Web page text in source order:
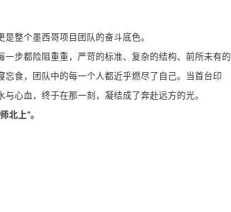
整个墨西哥项目团队的奋斗底色。
步都险阻重重，严苛的标准、复杂的结构、前所未有的
食，团队中的每一个人都近乎燃尽了自己。当首台印
心血，终于在那一刻，凝结成了奔赴远方的光。
北上”。